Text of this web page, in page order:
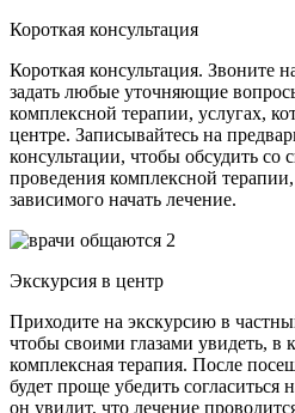
Короткая консультация
Короткая консультация. Звоните
задать любые уточняющие
комплексной терапии, услугах,
центре. Записывайтесь на
консультации, чтобы обсудить со
проведения комплексной терапии,
зависимого начать лечение.
2
Экскурсия в центр
Приходите на экскурсию в
чтобы своими глазами увидеть, в
комплексная терапия. После
будет проще убедить согласиться
он увидит, что лечение